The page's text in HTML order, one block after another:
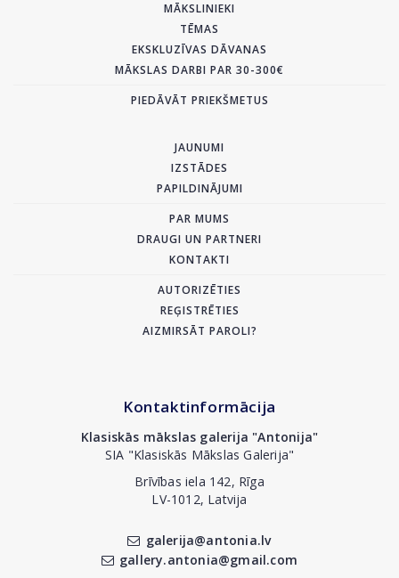
MĀKSLINIEKI
TĒMAS
EKSKLUZĪVAS DĀVANAS
MĀKSLAS DARBI PAR 30-300€
PIEDĀVĀT PRIEKŠMETUS
JAUNUMI
IZSTĀDES
PAPILDINĀJUMI
PAR MUMS
DRAUGI UN PARTNERI
KONTAKTI
AUTORIZĒTIES
REĢISTRĒTIES
AIZMIRSĀT PAROLI?
Kontaktinformācija
Klasiskās mākslas galerija "Antonija"
SIA "Klasiskās Mākslas Galerija"
Brīvības iela 142, Rīga
LV-1012, Latvija
galerija@antonia.lv
gallery.antonia@gmail.com